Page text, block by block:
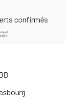
confirmés